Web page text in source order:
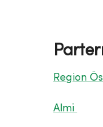
Region
Almi